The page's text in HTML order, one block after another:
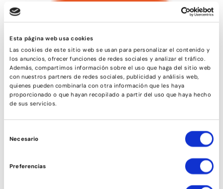
Esta página web usa cookies
Las cookies de este sitio web se usan para personalizar el contenido y
los anuncios, ofrecer funciones de redes sociales y analizar el tráfico.
Además, compartimos información sobre el uso que haga del sitio web
con nuestros partners de redes sociales, publicidad y análisis web,
quienes pueden combinarla con otra información que les haya
proporcionado o que hayan recopilado a partir del uso que haya hecho
de sus servicios.
de
Necesario
Preferencias